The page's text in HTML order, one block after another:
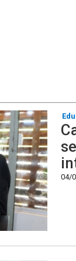
04/